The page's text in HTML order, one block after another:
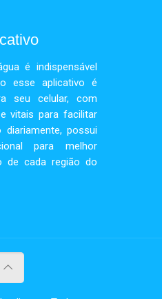
é indispensável
esse aplicativo é
seu celular, com
vitais para facilitar
diariamente, possui
para melhor
de cada região do